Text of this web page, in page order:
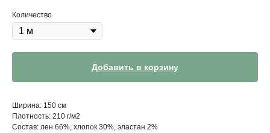
Количество
Добавить в корзину
Ширина: 150 см
Плотность: 210 г/м2
Состав: лен 66%, хлопок 30%, эластан 2%